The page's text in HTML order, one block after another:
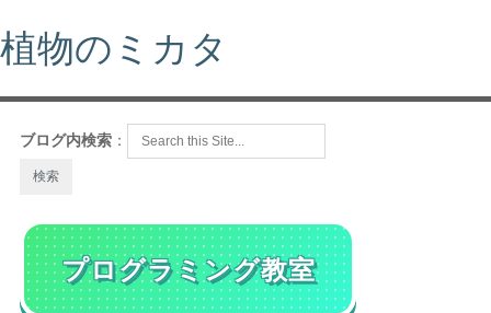
植物のミカタ
ブログ内検索 ：
プログラミング教室